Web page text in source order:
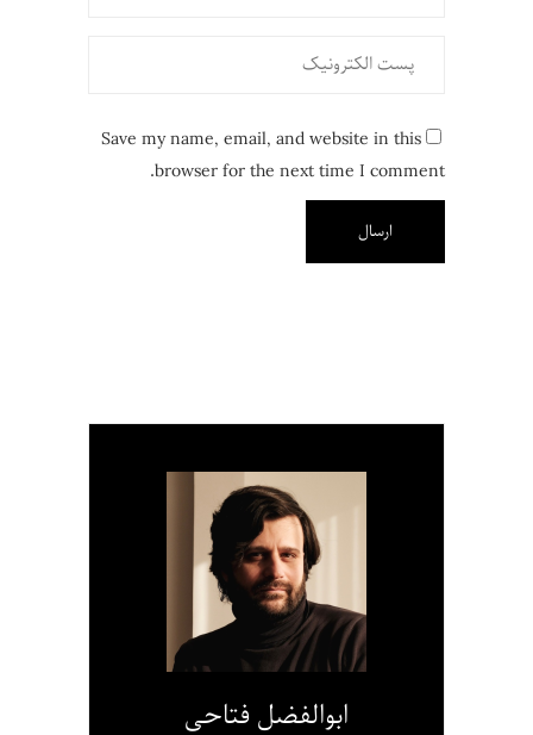
Save my name, email, and website in this
browser for the next time I comment.
ابوالفضل فتاحی